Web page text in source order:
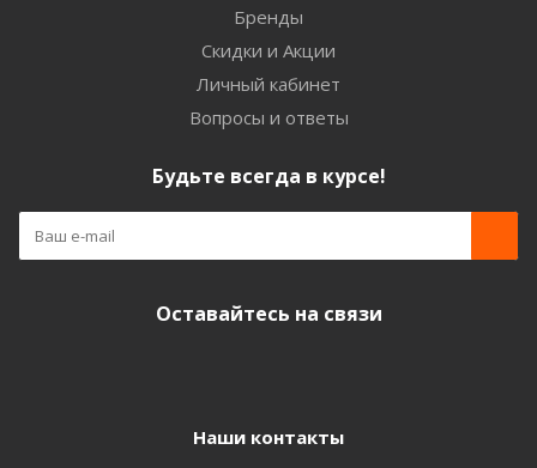
Бренды
Скидки и Акции
Личный кабинет
Вопросы и ответы
Будьте всегда в курсе!
Оставайтесь на связи
Наши контакты